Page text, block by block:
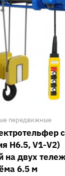
передвижные
H6.5, V1-V2)
на двух
6.5 м